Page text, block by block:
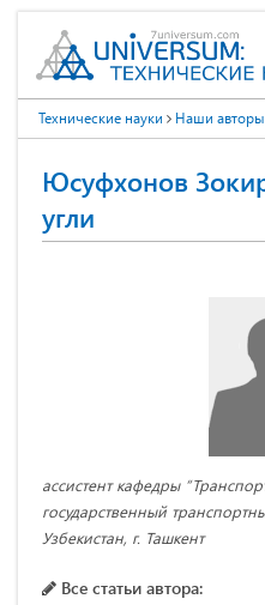
Технические науки Наши авторы
Юсуфхонов
угли
ассистент кафедры
государственный
Узбекистан, г. Ташкент
Все статьи автора: